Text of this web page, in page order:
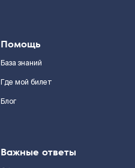
Помощь
База знаний
Где мой билет
Блог
Важные ответы